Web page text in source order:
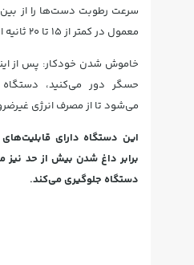
سرعت رطوبت دست‌ها را از بین
معمول در کمتر از ۱۵ تا ۲۰ ثانیه انجام می‌شود.
خاموش شدن خودکار: پس از
حسگر دور می‌کنید،
می‌شود تا از مصرف انرژی
این دستگاه دارای
برابر داغ شدن بیش از حد
دستگاه جلوگیری می‌کند.